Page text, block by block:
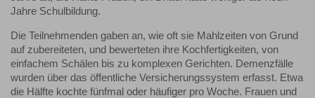
Jahre Schulbildung.
Die Teilnehmenden gaben an, wie oft sie Mahlzeiten von Grund
auf zubereiteten, und bewerteten ihre Kochfertigkeiten, von
einfachem Schälen bis zu komplexen Gerichten. Demenzfälle
wurden über das öffentliche Versicherungssystem erfasst. Etwa
die Hälfte kochte fünfmal oder häufiger pro Woche. Frauen und